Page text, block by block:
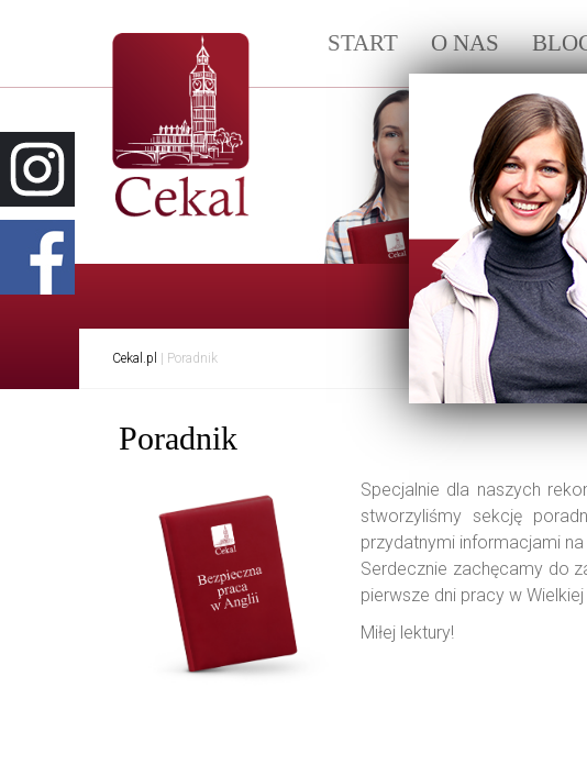
START O NAS
Infolinia:
Cekal.pl | Poradnik
Poradnik
Specjalnie dla naszych
stworzyliśmy sekcję
przydatnymi informacjami
Serdecznie zachęcamy do
pierwsze dni pracy w Wielkiej
Miłej lektury!